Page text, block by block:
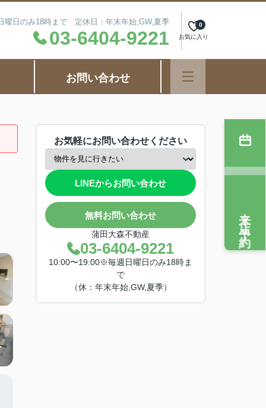
曜日のみ18時まで 定休日：年末年始,GW,夏季
03-6404-9221 お気に入り
0
お問い合わせ
お気軽にお問い合わせください
LINEからお問い合わせ
無料お問い合わせ
蒲田大森不動産
03-6404-9221
10:00〜19:00※毎週日曜日のみ18時ま
で
（休：年末年始,GW,夏季）
来店予約